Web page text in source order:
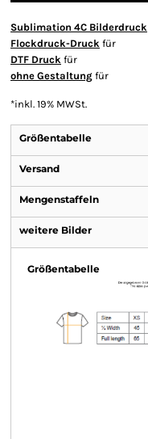
Sublimation 4C Bilderdruck
Flockdruck-Druck für
DTF Druck für
ohne Gestaltung für
*inkl. 19% MWSt.
Größentabelle
Versand
Mengenstaffeln
weitere Bilder
Größentabelle